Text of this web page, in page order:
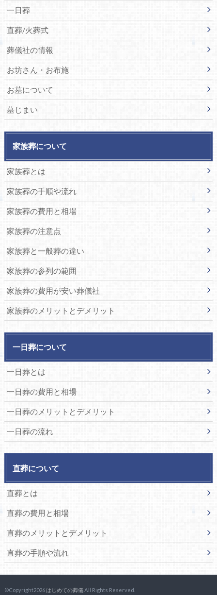
一日葬
直葬/火葬式
葬儀社の情報
お坊さん・お布施
お墓について
墓じまい
家族葬について
家族葬とは
家族葬の手順や流れ
家族葬の費用と相場
家族葬の注意点
家族葬と一般葬の違い
家族葬の参列の範囲
家族葬の費用が安い葬儀社
家族葬のメリットとデメリット
一日葬について
一日葬とは
一日葬の費用と相場
一日葬のメリットとデメリット
一日葬の流れ
直葬について
直葬とは
直葬の費用と相場
直葬のメリットとデメリット
直葬の手順や流れ
©Copyright2026はじめての葬儀.All Rights Reserved.